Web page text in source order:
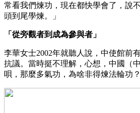
常看我們煉功，現在都快學會了，說
頭到尾學煉。」
「從旁觀者到成為參與者」
李華女士2002年就聽人說，中使館前
抗議。當時挺不理解，心想，中國（
唄，那麼多氣功，為啥非得煉法輪功？